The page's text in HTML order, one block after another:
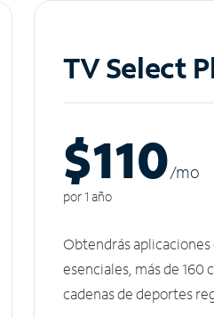
TV Select
$110/mo
por 1 año
Obtendrás
esenciales, más de 160
cadenas de deportes